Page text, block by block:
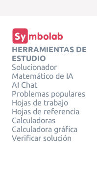
HERRAMIENTAS DE
ESTUDIO
Solucionador
Matemático de IA
AI Chat
Problemas populares
Hojas de trabajo
Hojas de referencia
Calculadoras
Calculadora gráfica
Verificar solución